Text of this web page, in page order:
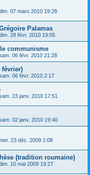
07 mars 2010 19:28
Palamas
28 févr. 2010 19:05
communisme
06 févr. 2010 21:28
février)
06 févr. 2010 2:17
23 janv. 2010 17:51
02 janv. 2010 19:40
23 déc. 2009 1:08
(tradition roumaine)
10 mai 2009 19:27